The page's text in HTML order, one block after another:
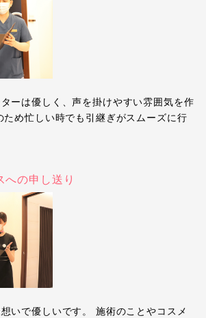
ーは優しく、声を掛けやすい雰囲気を作
ため忙しい時でも引継ぎがスムーズに行
の申し送り
いで優しいです。 施術のことやコスメ